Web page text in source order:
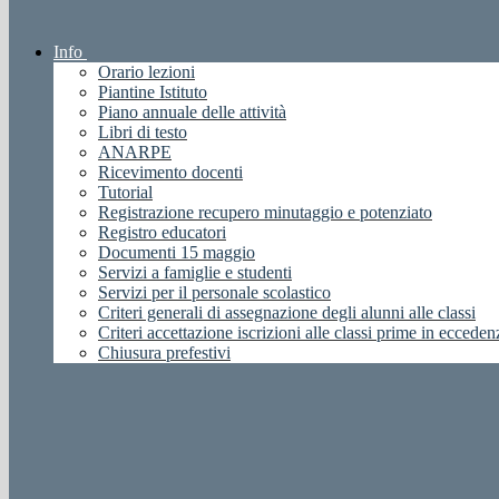
Info
Orario lezioni
Piantine Istituto
Piano annuale delle attività
Libri di testo
ANARPE
Ricevimento docenti
Tutorial
Registrazione recupero minutaggio e potenziato
Registro educatori
Documenti 15 maggio
Servizi a famiglie e studenti
Servizi per il personale scolastico
Criteri generali di assegnazione degli alunni alle classi
Criteri accettazione iscrizioni alle classi prime in
Chiusura prefestivi